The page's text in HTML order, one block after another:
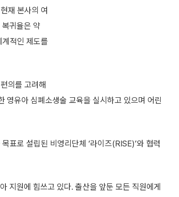
재 본사의 여
귀율은 약
적인 제도를
의를 고려해
영유아 심폐소생술 교육을 실시하고 있으며 어린
표로 설립된 비영리단체 ‘라이즈(RISE)’와 협력
지원에 힘쓰고 있다. 출산을 앞둔 모든 직원에게